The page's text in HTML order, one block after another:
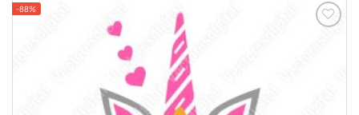
-88%